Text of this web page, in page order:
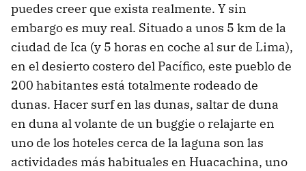
puedes creer que exista realmente. Y sin
embargo es muy real. Situado a unos 5 km de la
ciudad de Ica (y 5 horas en coche al sur de Lima),
en el desierto costero del Pacífico, este pueblo de
200 habitantes está totalmente rodeado de
dunas. Hacer surf en las dunas, saltar de duna
en duna al volante de un buggie o relajarte en
uno de los hoteles cerca de la laguna son las
actividades más habituales en Huacachina, uno